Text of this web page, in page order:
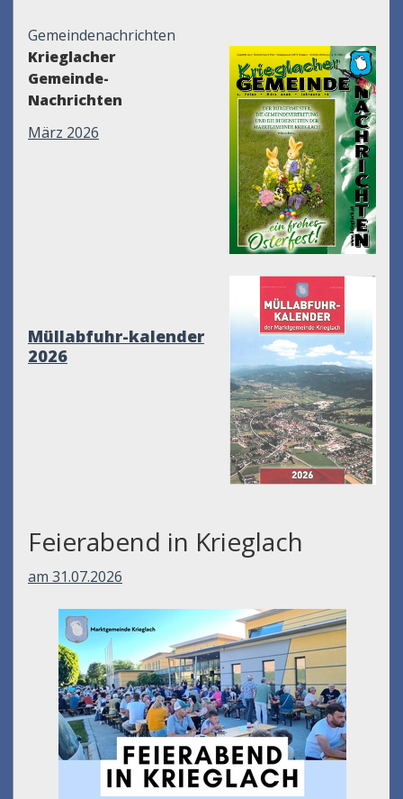
Gemeindenachrichten
Krieglacher
Gemeinde-
Nachrichten
März 2026
Müllabfuhr-kalender
2026
Feierabend in Krieglach
am 31.07.2026